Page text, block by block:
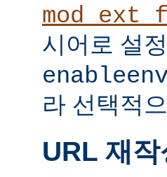
시어로 설
라 선택적
URL 재